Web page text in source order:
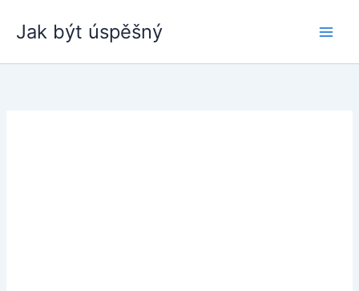
Jak být úspěšný